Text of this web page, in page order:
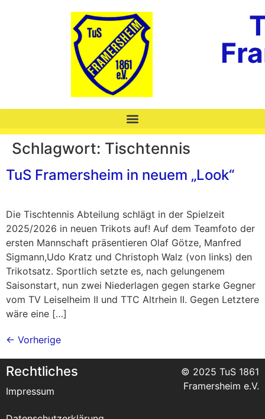
Schlagwort: Tischtennis
TuS Framersheim in neuem „Look“
Die Tischtennis Abteilung schlägt in der Spielzeit
2025/2026 in neuen Trikots auf! Auf dem Teamfoto der
ersten Mannschaft präsentieren Olaf Götze, Manfred
Sigmann,Udo Kratz und Christoph Walz (von links) den
Trikotsatz. Sportlich setzte es, nach gelungenem
Saisonstart, nun zwei Niederlagen gegen starke Gegner
vom TV Leiselheim II und TTC Altrhein II. Gegen Letztere
wäre eine […]
← Vorherige
Rechtliches
Impressum
© 2025 TuS 1861
Framersheim e.V.